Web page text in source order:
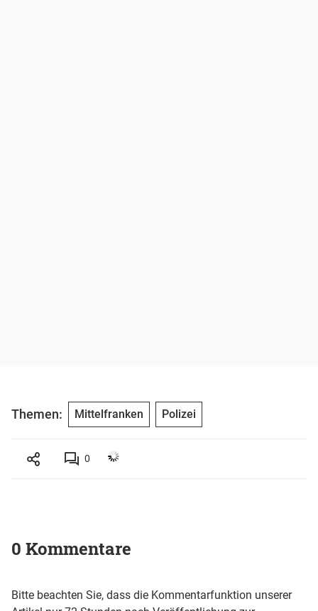
Themen: Mittelfranken Polizei
0
0 Kommentare
Bitte beachten Sie, dass die Kommentarfunktion unserer